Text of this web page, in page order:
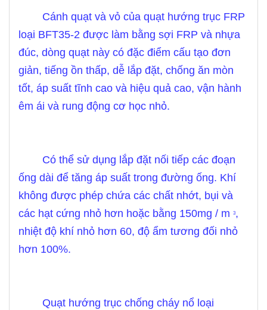
Cánh quạt và vỏ của quạt hướng trục FRP
loại BFT35-2 được làm bằng sợi FRP và nhựa
đúc, dòng quạt này có đặc điểm cấu tạo đơn
giản, tiếng ồn thấp, dễ lắp đặt, chống ăn mòn
tốt, áp suất tĩnh cao và hiệu quả cao, vận hành
êm ái và rung động cơ học nhỏ.
Có thể sử dụng lắp đặt nối tiếp các đoạn
ống dài để tăng áp suất trong đường ống. Khí
không được phép chứa các chất nhớt, bụi và
các hạt cứng nhỏ hơn hoặc bằng 150mg / m 3,
nhiệt độ khí nhỏ hơn 60, độ ẩm tương đối nhỏ
hơn 100%.
Quạt hướng trục chống cháy nổ loại